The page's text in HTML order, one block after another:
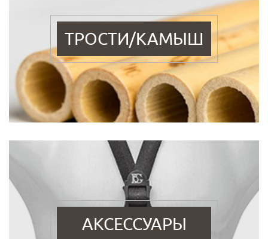
ТРОСТИ/КАМЫШ
АКСЕССУАРЫ